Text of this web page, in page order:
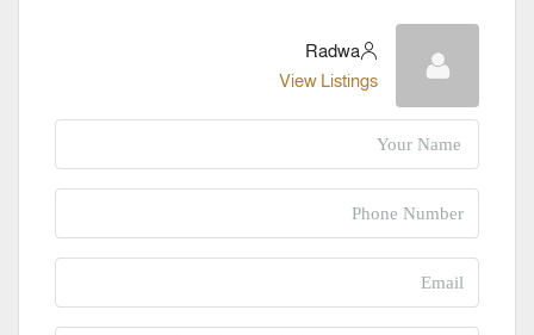
Radwa
View Listings